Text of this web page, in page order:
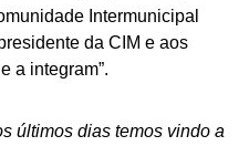
Intermunicipal
da CIM e aos
a integram”.
últimos dias temos vindo a